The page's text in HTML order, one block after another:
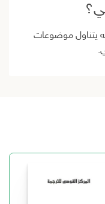
يتناول موضوعات